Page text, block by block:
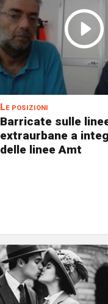
Le posizioni
Barricate sulle
extraurbane a
delle linee Amt